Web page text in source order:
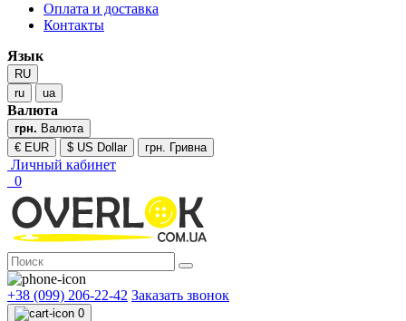
Оплата и доставка
Контакты
Язык
RU
ru
ua
Валюта
грн. Валюта
€ EUR
$ US Dollar грн. Гривна
Личный кабинет
0
+38 (099) 206-22-42 Заказать звонок
0